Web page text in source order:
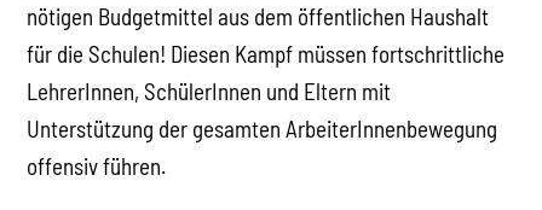
nötigen Budgetmittel aus dem öffentlichen Haushalt
für die Schulen! Diesen Kampf müssen fortschrittliche
LehrerInnen, SchülerInnen und Eltern mit
Unterstützung der gesamten ArbeiterInnenbewegung
offensiv führen.